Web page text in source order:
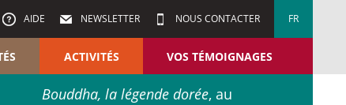
AIDE NEWSLETTER NOUS CONTACTER FR
ACTIVITÉS VOS TÉMOIGNAGES
Bouddha, la légende dorée, au